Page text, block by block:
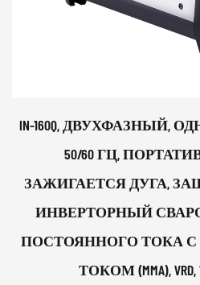
IN-160Q, ДВУХФАЗНЫЙ,
50/60 ГЦ,
ЗАЖИГАЕТСЯ ДУГА,
ИНВЕРТОРНЫЙ
ПОСТОЯННОГО ТОКА С
ТОКОМ (MMA), VRD,